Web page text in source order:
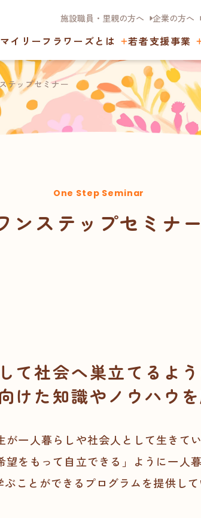
施設職員・里親の方へ 企業の方へ
イリーフラワーズとは 若者支援事業
テップセミナー
One Step Seminar
ンステップセミナー
て社会へ巣立てるよう
けた知識やノウハウ
一人暮らしや社会人として生きて
をもって自立できる」ように一人
ことができるプログラムを提供して